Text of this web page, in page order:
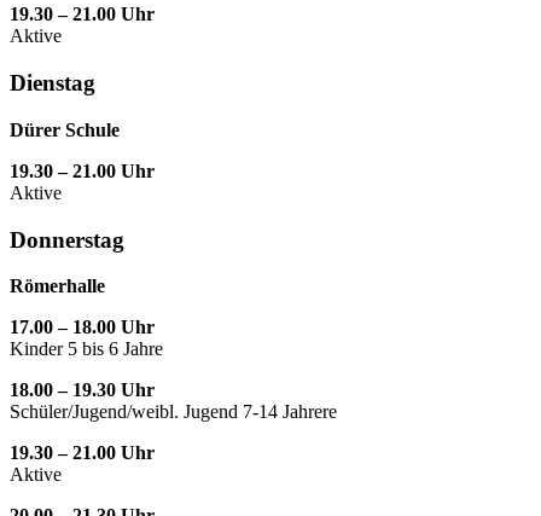
19.30 – 21.00 Uhr
Aktive
Dienstag
Dürer Schule
19.30 – 21.00 Uhr
Aktive
Donnerstag
Römerhalle
17.00 – 18.00 Uhr
Kinder 5 bis 6 Jahre
18.00 – 19.30 Uhr
Schüler/Jugend/weibl. Jugend 7-14 Jahrere
19.30 – 21.00 Uhr
Aktive